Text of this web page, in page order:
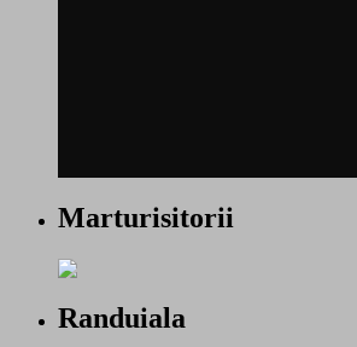
Marturisitorii
Randuiala